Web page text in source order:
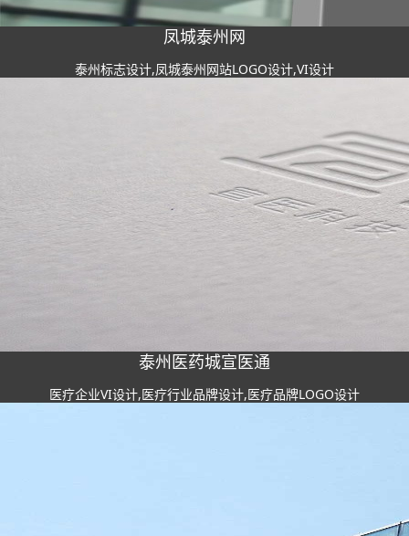
凤城泰州网
泰州标志设计,凤城泰州网站LOGO设计,VI设计
泰州医药城宣医通
医疗企业VI设计,医疗行业品牌设计,医疗品牌LOGO设计